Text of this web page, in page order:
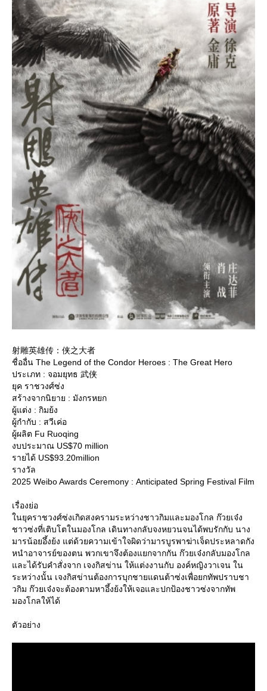
射雕英雄传：侠之大者
ชื่ออื่น The Legend of the Condor Heroes : The Great Hero
ประเภท : จอมยุทธ 武侠
ุค ราชวงศ์ซ่ง
สร้างจากนิยาย : มังกรหยก
ผู้แต่ง : กิมย้ง
ผู้กำกับ : สวีเค่อ
ผู้ผลิต Fu Ruoqing
งบประมาณ US$70 million
รายได้ US$93.20million
รางวัล
2025 Weibo Awards Ceremony : Anticipated Spring Festival Film
เรื่องย่อ
นยุคราชวงศ์ซ่งเกิดสงครามระหว่างชาวกิมและมองโกล ก๊วยเจ๋ง
ชาวซ่งที่เติบโตในมองโกล เดินทางกลับจงหยวนจนได้พบรักกับ นาง
มารน้อยอึ้งย้ง แต่ด้วยความเข้าใจผิดว่ามารบูรพาฆ่าเจ็ดประหลาดกัง
หนำอาจารย์ของตน พวกเขาจึงต้องแยกจากกัน ก๊วยเจ๋งกลับมองโกล
ละได้รับคำสั่งจาก เจงกิสข่าน ให้แต่งงานกับ องค์หญิงวาเจน ใน
ระหว่างนั้น เจงกิสข่านต้องการบุกชายแดนต้าซ่งเพื่อยกทัพปราบชา
วกิม ก๊วยเจ๋งจะต้องตามหาอึ้งย้งให้เจอและปกป้องชาวซ่งจากทัพ
มองโกลให้ได้
ตัวอย่าง